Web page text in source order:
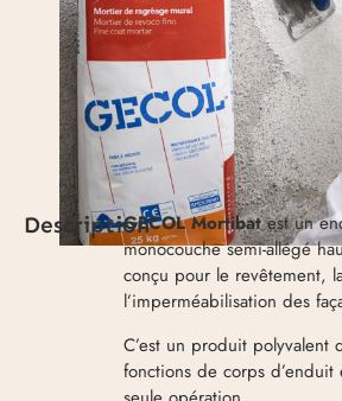
DescriptionGECOL Mortibatest un
monocouche semi-allégé
conçu pour le revêtement,
l’imperméabilisation des
C’est un produit polyvalent
fonctions de corps